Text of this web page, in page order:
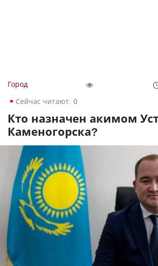
Город
Сейчас читают: 0
Кто назначен акимом
Каменогорска?